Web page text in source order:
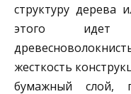
структуру дерева
этого идет
жесткость
бумажный слой,